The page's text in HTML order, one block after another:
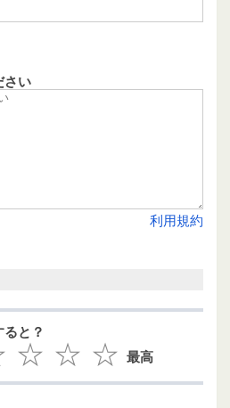
さい
利用規約
と？
最高